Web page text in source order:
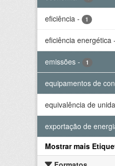
eficiência - 1
eficiência energética -
emissões - 1
equipamentos de
equivalência de
exportação de
Mostrar mais